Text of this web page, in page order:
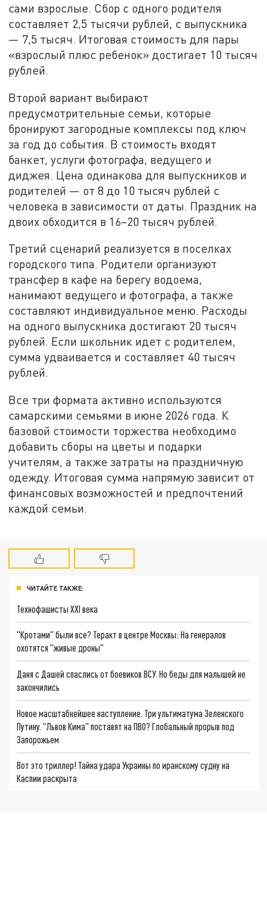
сами взрослые. Сбор с одного родителя
составляет 2,5 тысячи рублей, с выпускника
— 7,5 тысяч. Итоговая стоимость для пары
«взрослый плюс ребенок» достигает 10 тысяч
рублей.
Второй вариант выбирают
предусмотрительные семьи, которые
бронируют загородные комплексы под ключ
за год до события. В стоимость входят
банкет, услуги фотографа, ведущего и
диджея. Цена одинакова для выпускников и
родителей — от 8 до 10 тысяч рублей с
человека в зависимости от даты. Праздник на
двоих обходится в 16–20 тысяч рублей.
Третий сценарий реализуется в поселках
городского типа. Родители организуют
трансфер в кафе на берегу водоема,
нанимают ведущего и фотографа, а также
составляют индивидуальное меню. Расходы
на одного выпускника достигают 20 тысяч
рублей. Если школьник идет с родителем,
сумма удваивается и составляет 40 тысяч
рублей.
Все три формата активно используются
самарскими семьями в июне 2026 года. К
базовой стоимости торжества необходимо
добавить сборы на цветы и подарки
учителям, а также затраты на праздничную
одежду. Итоговая сумма напрямую зависит от
финансовых возможностей и предпочтений
каждой семьи.
ЧИТАЙТЕ ТАКЖЕ:
Технофашисты XXI века
"Кротами" были все? Теракт в центре Москвы: На генералов
охотятся "живые дроны"
Даня с Дашей спаслись от боевиков ВСУ. Но беды для малышей не
закончились
Новое масштабнейшее наступление. Три ультиматума Зеленского
Путину. "Львов Кима" поставят на ПВО? Глобальный прорыв под
Запорожьем
Вот это триллер! Тайна удара Украины по иранскому судну на
Каспии раскрыта